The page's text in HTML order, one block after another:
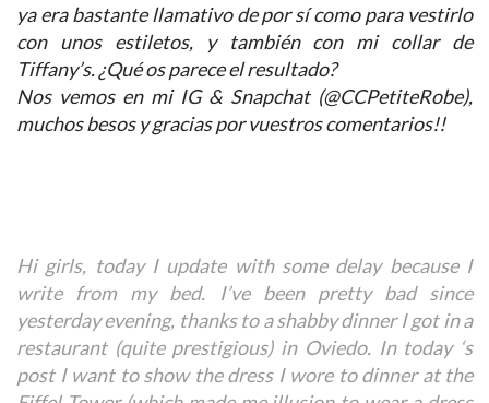
ya era bastante llamativo de por sí como para vestirlo
con unos estiletos, y también con mi collar de
Tiffany’s. ¿Qué os parece el resultado?
Nos vemos en mi IG & Snapchat (@CCPetiteRobe),
muchos besos y gracias por vuestros comentarios!!
Hi girls, today I update with some delay because I
write from my bed. I’ve been pretty bad since
yesterday evening, thanks to a shabby dinner I got in a
restaurant (quite prestigious) in Oviedo. In today ‘s
post I want to show the dress I wore to dinner at the